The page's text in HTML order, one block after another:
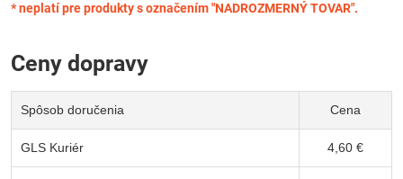
* neplatí pre produkty s označením "NADROZMERNÝ TOVAR".
Ceny dopravy
Spôsob doručenia Cena
GLS Kuriér 4,60 €